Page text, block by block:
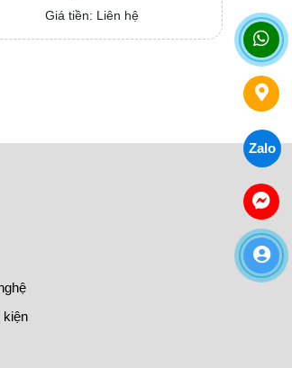
Giá tiền: Liên hệ
kiện
Zalo